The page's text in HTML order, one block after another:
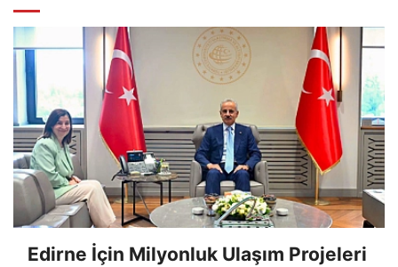
Edirne İçin Milyonluk Ulaşım Projeleri